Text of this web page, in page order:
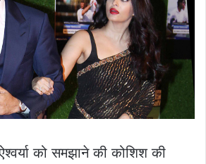
को समझाने की कोशिश की